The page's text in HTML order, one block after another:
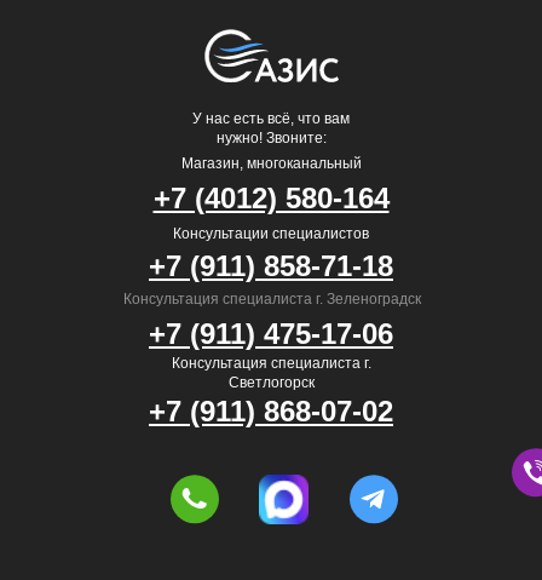
У нас есть всё, что вам
нужно! Звоните:
Магазин, многоканальный
Консультация специалиста г.
Светлогорск
Консультация специалиста г. Зеленоградск
Консультации специалистов
+7 (911) 858-71-18
+7 (911) 475-17-06
+7 (911) 868-07-02
+7 (4012) 580-164